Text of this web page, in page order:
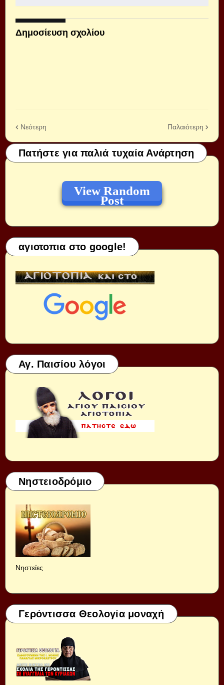
Δημοσίευση σχολίου
Νεότερη Παλαιότερη
Πατήστε για παλιά τυχαία Ανάρτηση
View Random
Post
αγιοτοπια στο google!
Αγ. Παισίου λόγοι
Νηστειοδρόμιο
Νηστείες
Γερόντισσα Θεολογία μοναχή